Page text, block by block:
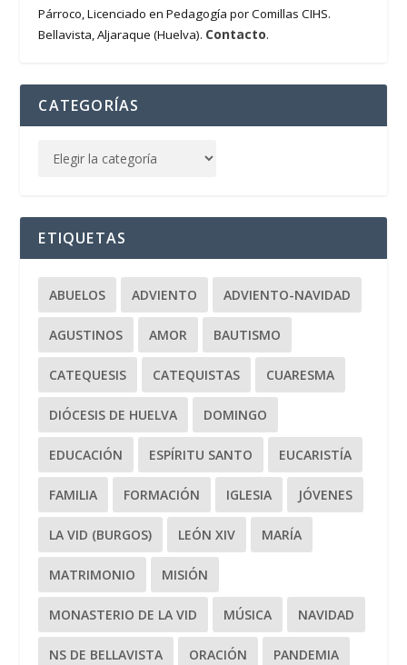
Párroco, Licenciado en Pedagogía por Comillas CIHS.
Bellavista, Aljaraque (Huelva). Contacto.
CATEGORÍAS
ETIQUETAS
ABUELOS ADVIENTO ADVIENTO-NAVIDAD
AGUSTINOS AMOR BAUTISMO
CATEQUESIS CATEQUISTAS CUARESMA
DIÓCESIS DE HUELVA DOMINGO
EDUCACIÓN ESPÍRITU SANTO EUCARISTÍA
FAMILIA FORMACIÓN IGLESIA JÓVENES
LA VID (BURGOS) LEÓN XIV MARÍA
MATRIMONIO MISIÓN
MONASTERIO DE LA VID MÚSICA NAVIDAD
NS DE BELLAVISTA ORACIÓN PANDEMIA